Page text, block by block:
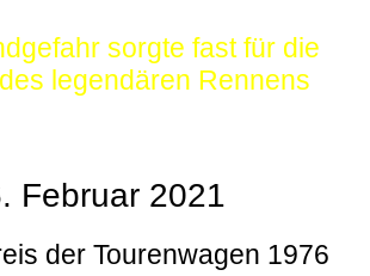
sorgte fast für die
legendären Rennens
Februar 2021
der Tourenwagen 1976